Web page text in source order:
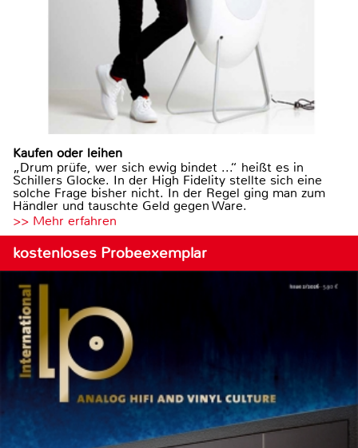
Kaufen oder leihen
„Drum prüfe, wer sich ewig bindet ...“ heißt es in
Schillers Glocke. In der High Fidelity stellte sich eine
solche Frage bisher nicht. In der Regel ging man zum
Händler und tauschte Geld gegen Ware.
>> Mehr erfahren
kostenloses Probeexemplar